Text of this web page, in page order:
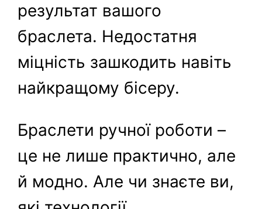
результат вашого
браслета. Недостатня
міцність зашкодить навіть
найкращому бісеру.
Браслети ручної роботи –
це не лише практично, але
й модно. Але чи знаєте ви,